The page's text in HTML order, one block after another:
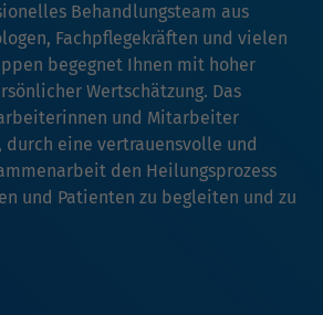
Behandlungsteam aus
Fachpflegekräften und vielen
begegnet Ihnen mit hoher
Wertschätzung. Das
und Mitarbeiter
durch eine vertrauensvolle und
den Heilungsprozess
und Patienten zu begleiten und zu